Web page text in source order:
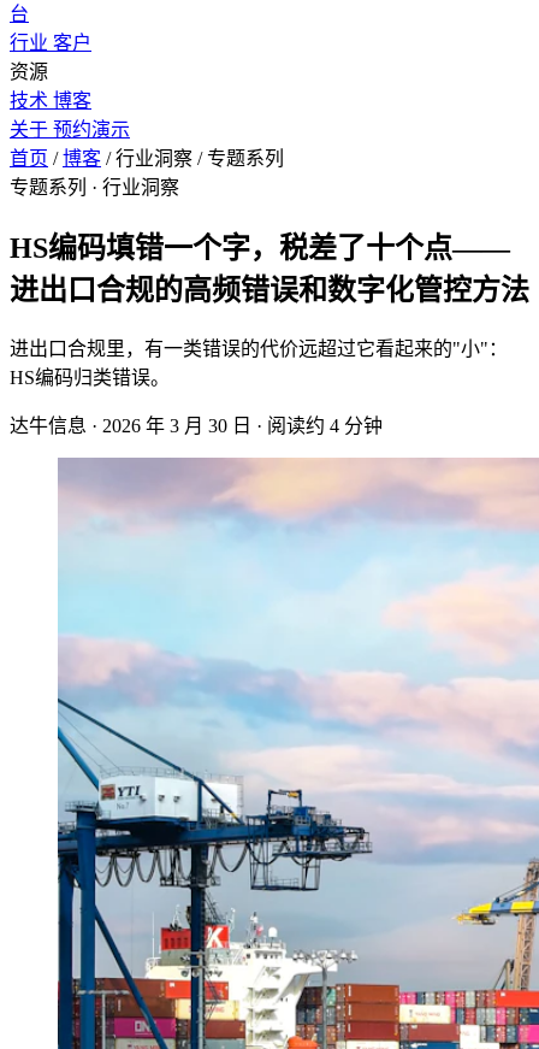
台
行业 客户
资源
技术 博客
关于 预约演示
首页 / 博客 / 行业洞察 / 专题系列
专题系列 · 行业洞察
HS编码填错一个字，税差了十个点——
进出口合规的高频错误和数字化管控方法
进出口合规里，有一类错误的代价远超过它看起来的"小"：
HS编码归类错误。
达牛信息 · 2026 年 3 月 30 日 · 阅读约 4 分钟